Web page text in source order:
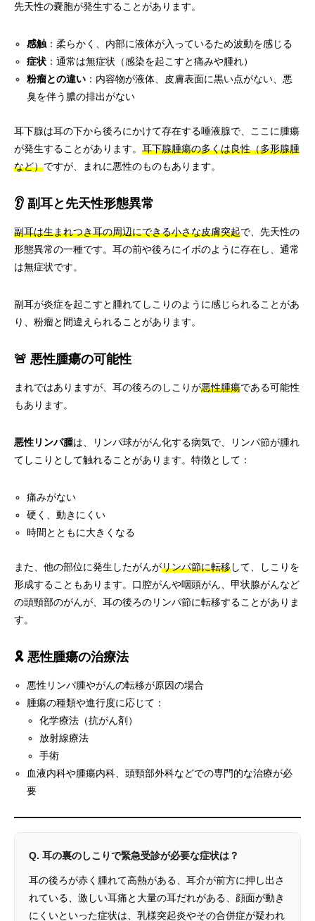
先天性の嚢胞が発生することがあります。
感触 ：柔らかく、内部に液体が入っているため波動を感じる
症状 ：通常は無症状（感染を起こすと痛みや腫れ）
粉瘤との違い ：内容物が液体、皮膚表面に黒い点がない、悪
臭を伴う膿の排出がない
耳下腺は耳の下から後ろにかけて存在する唾液腺で、ここに腫瘍
が発生することがあります。 耳下腺腫瘍の多くは良性（多形腺腫
など）ですが、まれに悪性のものもあります。
👂 副耳と先天性形態異常
副耳は生まれつき耳の周辺にできる小さな皮膚突起で、先天性の
形態異常の一種です。耳の前や後ろにイボのように存在し、通常
は無症状です。
副耳が炎症を起こすと腫れてしこりのように感じられることがあ
り、粉瘤と間違えられることがあります。
🚨 悪性腫瘍の可能性
まれではありますが、耳の後ろのしこりが悪性腫瘍である可能性
もあります。
悪性リンパ腫は、リンパ球ががん化する病気で、リンパ節が腫れ
てしこりとして触れることがあります。特徴として：
痛みがない
硬く、動きにくい
時間とともに大きくなる
また、他の部位に発生したがんがリンパ節に転移して、しこりを
形成することもあります。口腔がんや咽頭がん、甲状腺がんなど
の頭頸部のがんが、耳の後ろのリンパ節に転移することがありま
す。
🎗️ 悪性腫瘍の治療法
悪性リンパ腫やがんの転移が原因の場合
腫瘍の種類や進行度に応じて：
化学療法（抗がん剤）
放射線療法
手術
血液内科や腫瘍内科、頭頸部外科などでの専門的な治療が必
要
Q. 耳の裏のしこりで緊急受診が必要な症状は？
耳の後ろが赤く腫れて高熱がある、耳介が前方に押し出さ
れている、激しい耳痛と大量の耳だれがある、顔面が動き
にくいといった症状は、乳様突起炎やその合併症が疑われ